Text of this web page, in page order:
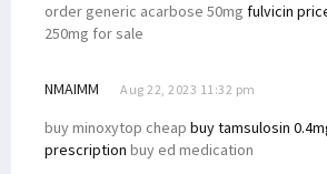
order generic acarbose 50mg fulvicin
250mg for sale
NMAIMM Aug 22, 2023 11:32 pm
buy minoxytop cheap buy tamsulosin
prescription buy ed medication